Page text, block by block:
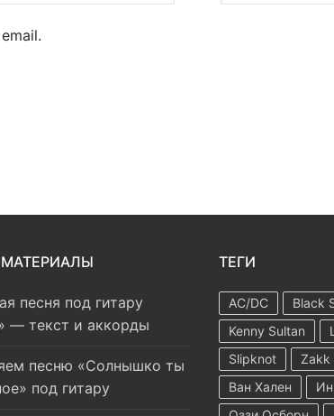
песня под гитару
— текст и аккорды
песню «Солнышко ты
под гитару
ТЕГИ
AC/DC Black
Kenny Sultan
Slipknot
Zakk
Ван Хален